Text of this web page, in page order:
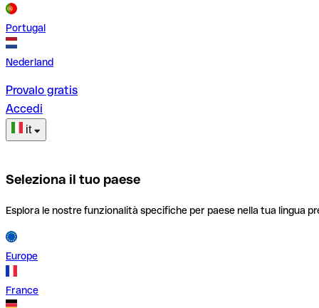
Portugal
Nederland
Provalo gratis
Accedi
it
Seleziona il tuo paese
Esplora le nostre funzionalità specifiche per paese nella tua lingua
Europe
France